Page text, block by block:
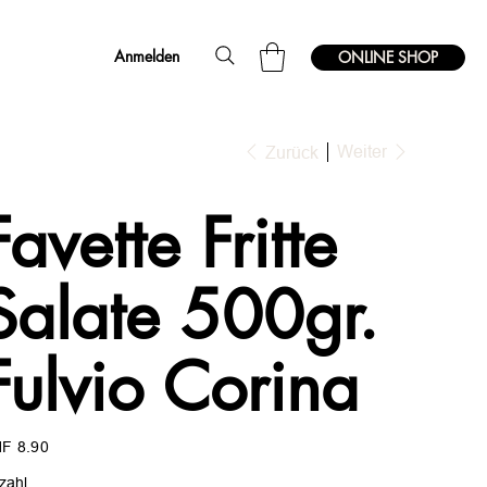
Anmelden ONLINE SHOP
Zurück Weiter
Fritte
500gr.
Corina
8.90